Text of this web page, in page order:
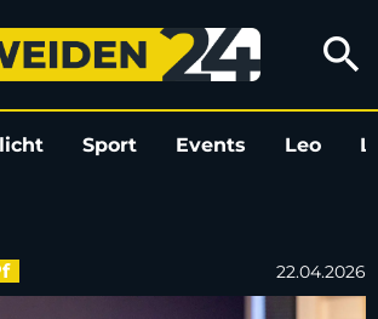
Podcast-
search
Sport Events Leo
22.04.2026